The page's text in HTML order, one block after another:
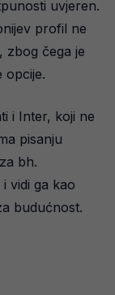
uvjeren.
profil ne
zbog čega je
opcije.
i Inter, koji ne
pisanju
bh.
vidi ga kao
budućnost.